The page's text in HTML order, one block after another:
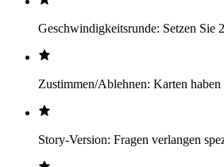
Geschwindigkeitsrunde: Setzen
Zustimmen/Ablehnen: Karten
Story-Version: Fragen verlangen